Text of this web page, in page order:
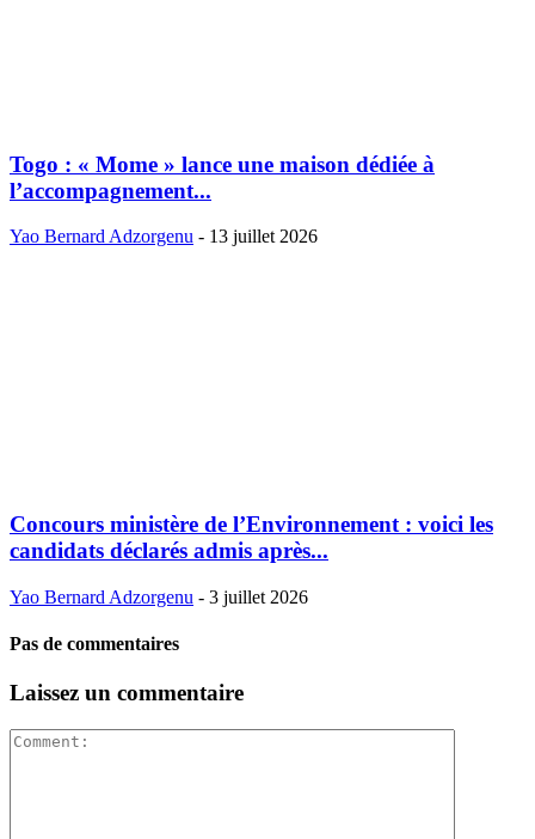
Togo : « Mome » lance une maison dédiée à
l’accompagnement...
Yao Bernard Adzorgenu - 13 juillet 2026
Concours ministère de l’Environnement : voici les
candidats déclarés admis après...
Yao Bernard Adzorgenu - 3 juillet 2026
Pas de commentaires
Laissez un commentaire